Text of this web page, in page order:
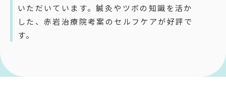
いただいています。鍼灸やツボの知識を活か
した、赤岩治療院考案のセルフケアが好評で
す。